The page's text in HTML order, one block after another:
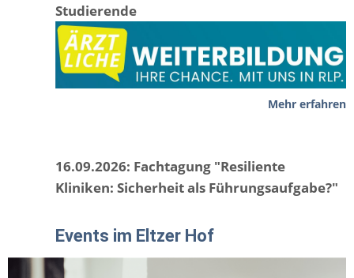
Studierende
Mehr erfahren
16.09.2026: Fachtagung "Resiliente
Kliniken: Sicherheit als Führungsaufgabe?"
Events im Eltzer Hof